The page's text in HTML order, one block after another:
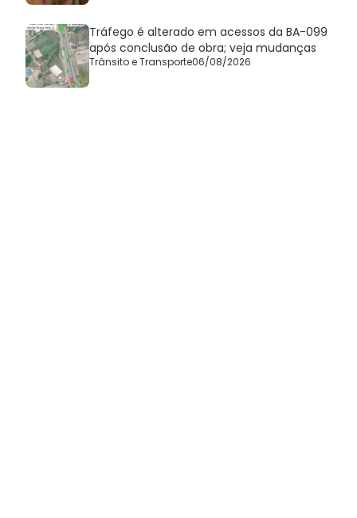
Tráfego é alterado em acessos da BA-099
após conclusão de obra; veja mudanças
Trânsito e Transporte06/08/2026